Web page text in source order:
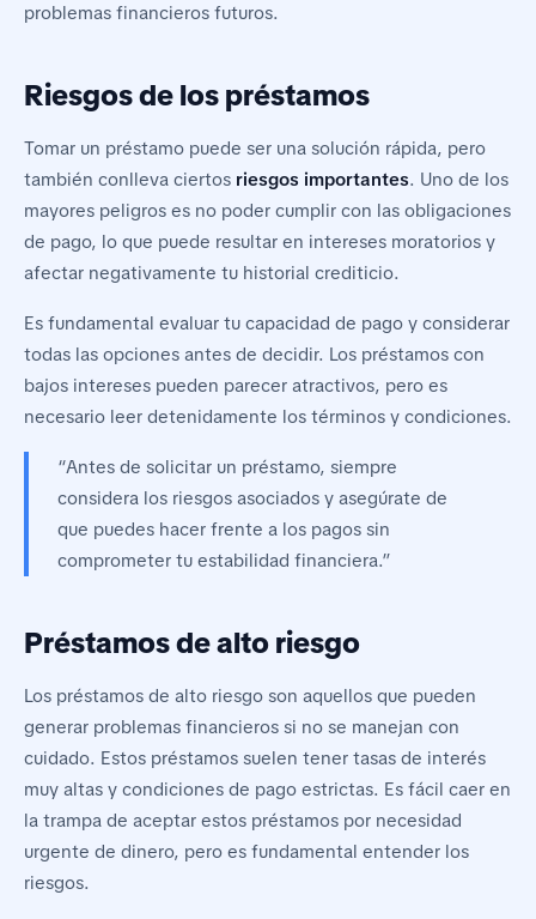
problemas financieros futuros.
Riesgos de los préstamos
Tomar un préstamo puede ser una solución rápida, pero
también conlleva ciertos riesgos importantes. Uno de los
mayores peligros es no poder cumplir con las obligaciones
de pago, lo que puede resultar en intereses moratorios y
afectar negativamente tu historial crediticio.
Es fundamental evaluar tu capacidad de pago y considerar
todas las opciones antes de decidir. Los préstamos con
bajos intereses pueden parecer atractivos, pero es
necesario leer detenidamente los términos y condiciones.
“Antes de solicitar un préstamo, siempre
considera los riesgos asociados y asegúrate de
que puedes hacer frente a los pagos sin
comprometer tu estabilidad financiera.”
Préstamos de alto riesgo
Los préstamos de alto riesgo son aquellos que pueden
generar problemas financieros si no se manejan con
cuidado. Estos préstamos suelen tener tasas de interés
muy altas y condiciones de pago estrictas. Es fácil caer en
la trampa de aceptar estos préstamos por necesidad
urgente de dinero, pero es fundamental entender los
riesgos.